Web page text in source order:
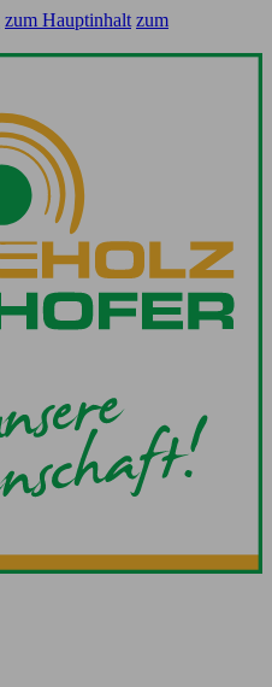
zum Hauptinhalt zum